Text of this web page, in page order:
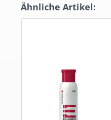
Ähnliche Artikel: